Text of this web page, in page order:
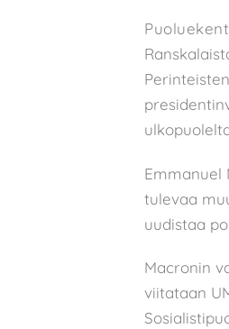
Emmanuel
tulevaa
uudistaa
Macronin
viitataan